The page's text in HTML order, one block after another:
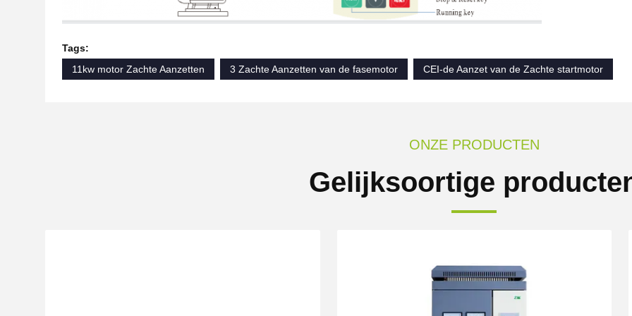
Tags:
11kw motor Zachte Aanzetten
3 Zachte Aanzetten van de fasemotor CEI-de Aanzet van de Zachte startmotor
ONZE PRODUCTEN
Gelijksoortige